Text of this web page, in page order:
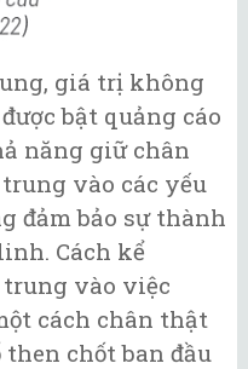
giá trị không
bật quảng cáo
năng giữ chân
vào các yếu
đảm bảo sự thành
Cách kể
vào việc
cách chân thật
chốt ban đầu